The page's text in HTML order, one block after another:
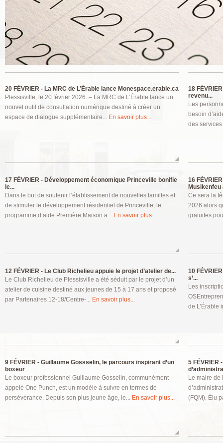
20 FÉVRIER - La MRC de L’Érable lance Monespace.erable.ca
Plessisville, le 20 février 2026. – La MRC de L’Érable lance un
nouvel outil de consultation numérique destiné à créer un
espace de dialogue supplémentaire... En savoir plus...
18
revenu...
Les
besoin
des
17 FÉVRIER - Développement économique Princeville bonifie
le...
Dans le but de soutenir l’établissement de nouvelles familles et
de stimuler le développement résidentiel de Princeville, le
programme d’aide Première Maison a... En savoir plus...
16
Musikenfeu
Ce sera la
2026 alors
gratuites
12 FÉVRIER - Le Club Richelieu appuie le projet d’atelier de...
Le Club Richelieu de Plessisville a été séduit par le projet d’un
atelier de cuisine destiné aux jeunes de 15 à 17 ans et proposé
par Partenaires 12-18/Centre-... En savoir plus...
10
s’...
Les
de L’Érable
9 FÉVRIER - Guillaume Gossselin, le parcours inspirant d’un
boxeur
Le boxeur professionnel Guillaume Gosselin, communément
appelé One Punch, est un modèle à suivre en termes de
persévérance. Depuis son plus jeune âge, le... En savoir plus...
5 FÉVRIER -
Le maire
(FQM). Élu
Pages